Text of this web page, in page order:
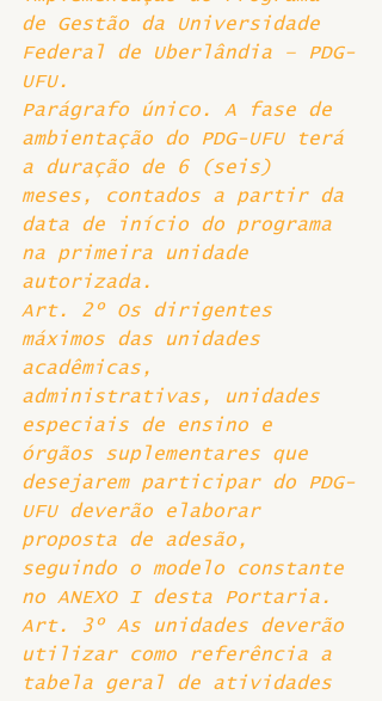
de Gestão da Universidade
Federal de Uberlândia – PDG-
UFU.
Parágrafo único. A fase de
ambientação do PDG-UFU terá
a duração de 6 (seis)
meses, contados a partir da
data de início do programa
na primeira unidade
autorizada.
Art. 2º Os dirigentes
máximos das unidades
acadêmicas,
administrativas, unidades
especiais de ensino e
órgãos suplementares que
desejarem participar do PDG-
UFU deverão elaborar
proposta de adesão,
seguindo o modelo constante
no ANEXO I desta Portaria.
Art. 3º As unidades deverão
utilizar como referência a
tabela geral de atividades